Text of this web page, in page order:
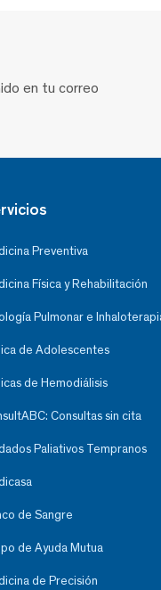
en tu correo
Preventiva
Física y Rehabilitación
Pulmonar e
de Adolescentes
de Hemodiálisis
Consultas sin cita
Paliativos Tempranos
de Sangre
de Ayuda Mutua
de Precisión